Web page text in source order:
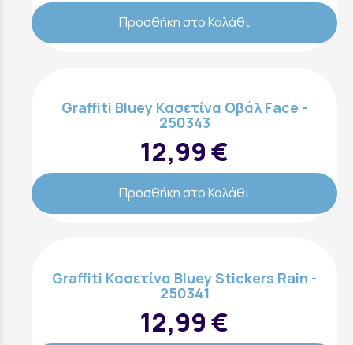
Προσθήκη στο Καλάθι
Graffiti Bluey Κασετίνα Οβάλ Face -
250343
12,99 €
Προσθήκη στο Καλάθι
Graffiti Κασετίνα Bluey Stickers Rain -
250341
12,99 €